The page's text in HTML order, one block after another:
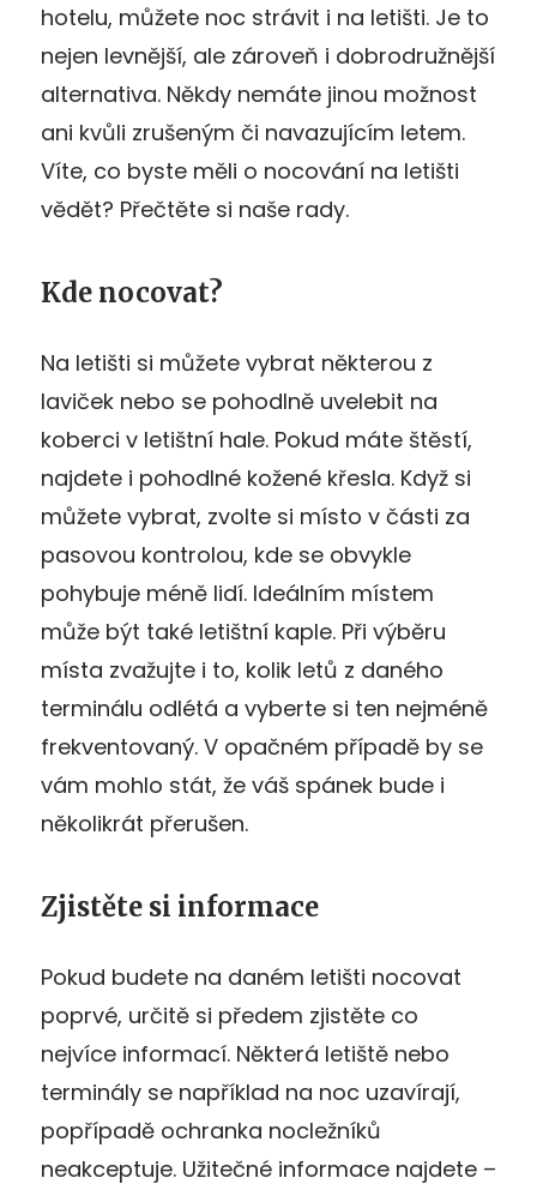
hotelu, můžete noc strávit i na letišti. Je to
nejen levnější, ale zároveň i dobrodružnější
alternativa. Někdy nemáte jinou možnost
ani kvůli zrušeným či navazujícím letem.
Víte, co byste měli o nocování na letišti
vědět? Přečtěte si naše rady.
Kde nocovat?
Na letišti si můžete vybrat některou z
laviček nebo se pohodlně uvelebit na
koberci v letištní hale. Pokud máte štěstí,
najdete i pohodlné kožené křesla. Když si
můžete vybrat, zvolte si místo v části za
pasovou kontrolou, kde se obvykle
pohybuje méně lidí. Ideálním místem
může být také letištní kaple. Při výběru
místa zvažujte i to, kolik letů z daného
terminálu odlétá a vyberte si ten nejméně
frekventovaný. V opačném případě by se
vám mohlo stát, že váš spánek bude i
několikrát přerušen.
Zjistěte si informace
Pokud budete na daném letišti nocovat
poprvé, určitě si předem zjistěte co
nejvíce informací. Některá letiště nebo
terminály se například na noc uzavírají,
popřípadě ochranka nocležníků
neakceptuje. Užitečné informace najdete –